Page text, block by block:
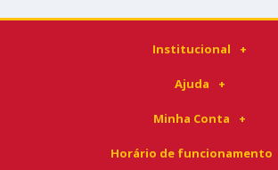
Institucional
Ajuda
Minha Conta
Horário de funcionamento